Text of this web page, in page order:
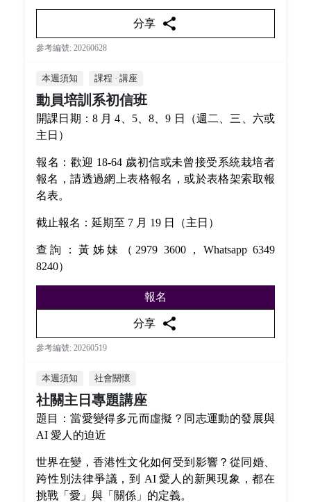
分享 share
參考編號: 20260628
本週須知 課程 · 講座
動員培訓系初信班
開課日期：8 月 4、5、8、9 日（週二、三、六或
主日）
報名：歡迎 18-64 歲初信或未曾接受系統栽培者
報名，請透過網上表格報名，或於表格架索取報
名表。
截止報名：延期至 7 月 19 日（主日）
查詢：黃姊妹（2979 3600，Whatsapp 6349
8240）
報名
分享 share
參考編號: 20260519
本週須知 社會關懷
社關主日專題講座
題目：當愛變得多元而虛擬？同志運動的發展與
AI 愛人的迫近
世界在變，香港性文化如何受到影響？從同婚、
跨性別法律爭議，到 AI 愛人的新興現象，都在
挑戰「愛」與「關係」的定義。